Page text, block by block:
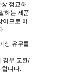
상 정교하
하는 제품
이므로 이
.
상 유무를
경우 교환/
합니다.